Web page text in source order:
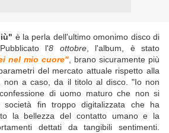
è la perla dell'ultimo omonimo disco di
l'8 ottobre, l'album, è stato
nel mio cuore" , brano sicuramente più
del mercato attuale rispetto alla
non a caso, da il titolo al disco. "Io non
di uomo maturo che non si
fin troppo digitalizzata che ha
la bellezza del contatto umano e la
dettati da tangibili sentimenti.